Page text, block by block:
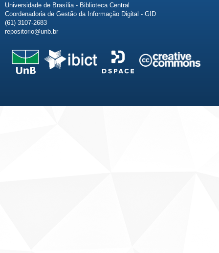
Universidade de Brasília - Biblioteca Central
Coordenadoria de Gestão da Informação Digital - GID
(61) 3107-2683
repositorio@unb.br